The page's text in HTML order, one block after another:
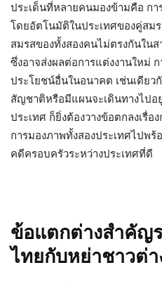
ประเด็นที่หลายคนมองข้ามคือ ก
โดยอัตโนมัติในประเทศของคู่สม
สมรสของทั้งสองคนไม่ตรงกันใน
ซึ่งอาจส่งผลต่อการแต่งงานใหม่
ประโยชน์อื่นในอนาคต เช่นเดียว
สัญชาติหรือมีแผนจะเดินทางไปอ
ประเทศ ก็ยิ่งต้องวางข้อตกลงเรื่
การมองภาพทั้งสองประเทศไปพ
คดีครอบครัวระหว่างประเทศที่ดี
ข้อแตกต่างสำคัญ
ไทยกับหย่าชาวต่